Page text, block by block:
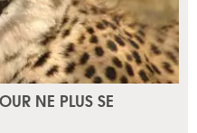
NE PLUS SE